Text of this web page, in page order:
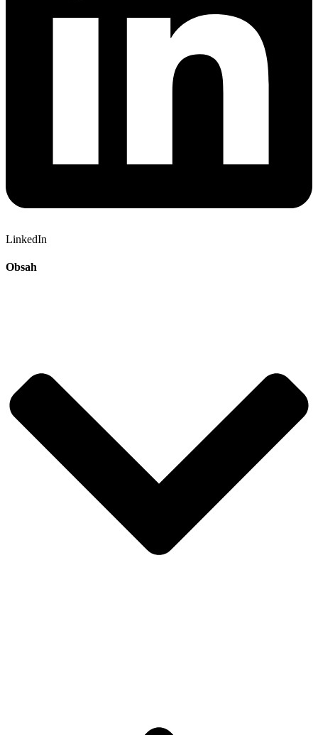
LinkedIn
Obsah